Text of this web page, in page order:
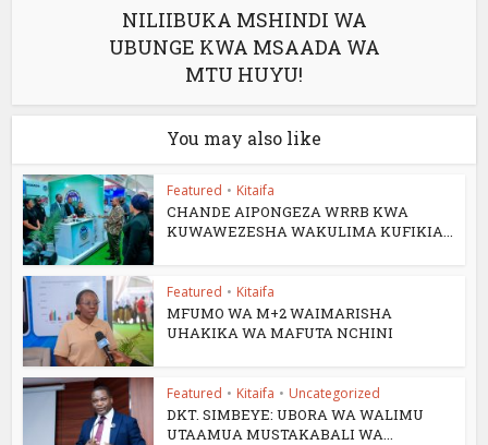
NILIIBUKA MSHINDI WA
UBUNGE KWA MSAADA WA
MTU HUYU!
You may also like
Featured • Kitaifa
CHANDE AIPONGEZA WRRB KWA
KUWAWEZESHA WAKULIMA KUFIKIA...
Featured • Kitaifa
MFUMO WA M+2 WAIMARISHA
UHAKIKA WA MAFUTA NCHINI
Featured • Kitaifa • Uncategorized
DKT. SIMBEYE: UBORA WA WALIMU
UTAAMUA MUSTAKABALI WA...